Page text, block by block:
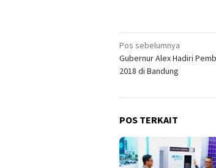
Navigasi
pos
Pos sebelumnya
Gubernur Alex Hadiri
2018 di Bandung
POS TERKAIT